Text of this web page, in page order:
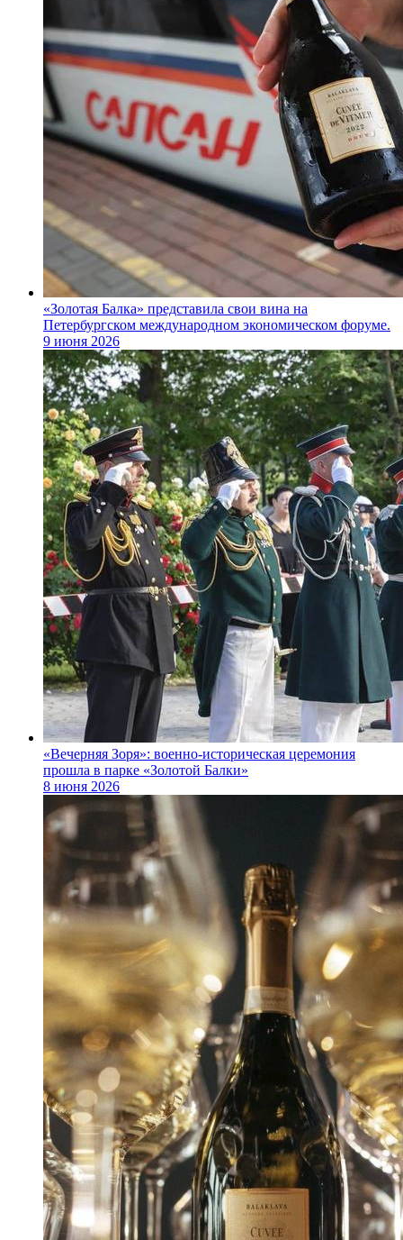
«Золотая Балка» представила свои вина на
Петербургском международном экономическом форуме.
9 июня 2026
«Вечерняя Зоря»: военно‑историческая церемония
прошла в парке «Золотой Балки»
8 июня 2026